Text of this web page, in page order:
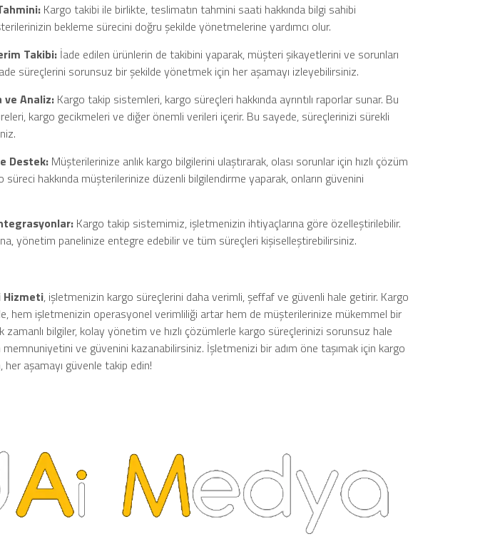
Kargo takibi ile birlikte, teslimatın tahmini saati hakkında bilgi sahibi
bekleme sürecini doğru şekilde yönetmelerine yardımcı olur.
Takibi: İade edilen ürünlerin de takibini yaparak, müşteri şikayetlerini ve sorunları
süreçlerini sorunsuz bir şekilde yönetmek için her aşamayı izleyebilirsiniz.
ve Analiz: Kargo takip sistemleri, kargo süreçleri hakkında ayrıntılı raporlar sunar. Bu
kargo gecikmeleri ve diğer önemli verileri içerir. Bu sayede, süreçlerinizi sürekli
Destek: Müşterilerinize anlık kargo bilgilerini ulaştırarak, olası sorunlar için hızlı çözüm
süreci hakkında müşterilerinize düzenli bilgilendirme yaparak, onların güvenini
Kargo takip sistemimiz, işletmenizin ihtiyaçlarına göre özelleştirilebilir.
yönetim panelinize entegre edebilir ve tüm süreçleri kişiselleştirebilirsiniz.
Hizmeti, işletmenizin kargo süreçlerini daha verimli, şeffaf ve güvenli hale getirir. Kargo
hem işletmenizin operasyonel verimliliği artar hem de müşterilerinize mükemmel bir
zamanlı bilgiler, kolay yönetim ve hızlı çözümlerle kargo süreçlerinizi sorunsuz hale
ve güvenini kazanabilirsiniz. İşletmenizi bir adım öne taşımak için kargo
aşamayı güvenle takip edin!